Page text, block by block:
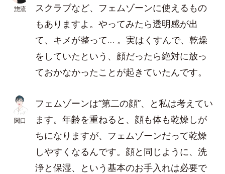
惣流
スクラブなど、フェムゾーンに使えるもの
もありますよ。やってみたら透明感が出
て、キメが整って… 。実はくすんで、乾燥
をしていたという、顔だったら絶対に放っ
ておかなかったことが起きていたんです。
関口
フェムゾーンは“第二の顔”、と私は考えてい
ます。年齢を重ねると、顔も体も乾燥しが
ちになりますが、フェムゾーンだって乾燥
しやすくなるんです。顔と同じように、洗
浄と保湿、という基本のお手入れは必要で